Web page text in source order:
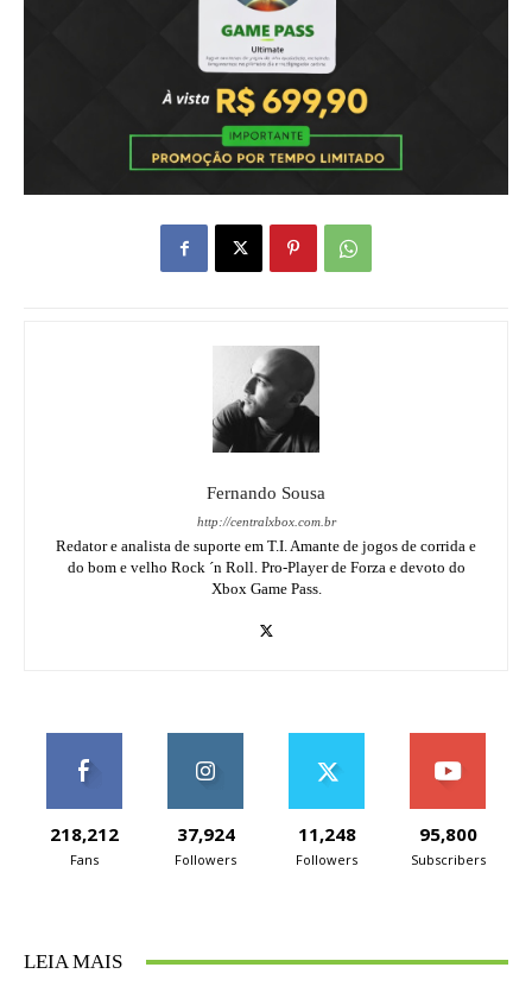
Fernando Sousa
http://centralxbox.com.br
Redator e analista de suporte em T.I. Amante de jogos de corrida e
do bom e velho Rock ´n Roll. Pro-Player de Forza e devoto do
Xbox Game Pass.
218,212
Fans
37,924
Followers
11,248
Followers
95,800
Subscribers
LEIA MAIS